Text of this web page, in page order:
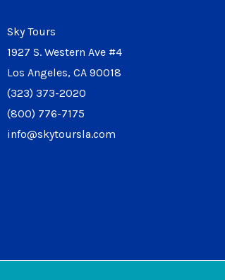
Sky Tours
1927 S. Western Ave #4
Los Angeles, CA 90018
(323) 373-2020
(800) 776-7175
info@skytoursla.com